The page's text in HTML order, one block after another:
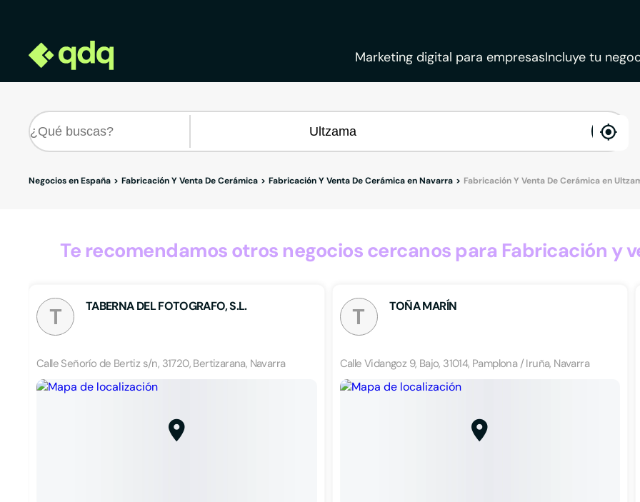
Marketing digital para empresasIncluye tu
Negocios en España Fabricación Y Venta De Cerámica Fabricación Y Venta De Cerámica en Navarra Fabricación Y Venta De Cerámica en
Te recomendamos otros negocios cercanos para Fabricación y
T TABERNA DEL FOTOGRAFO, S.L.
Calle Señorío de Bertiz s/n, 31720, Bertizarana, Navarra
T TOÑA MARÍN
Calle Vidangoz 9, Bajo, 31014, Pamplona / Iruña, Navarra